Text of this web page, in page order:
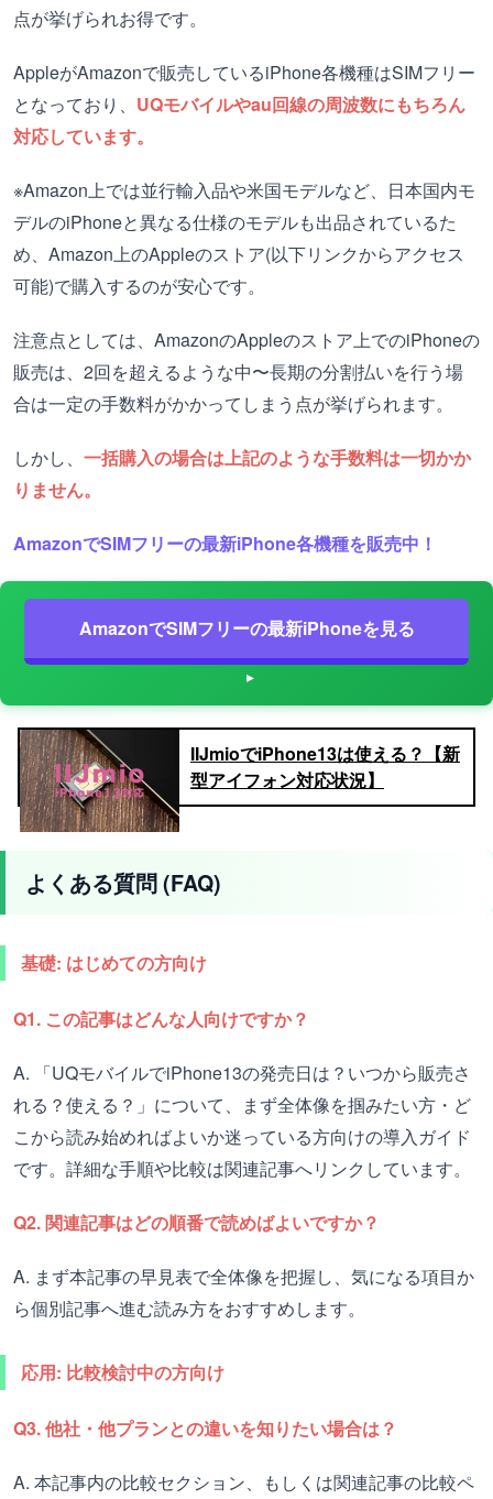
点が挙げられお得です。
AppleがAmazonで販売しているiPhone各機種はSIMフリー
となっており、 UQモバイルやau回線の周波数にもちろん
対応しています。
※Amazon上では並行輸入品や米国モデルなど、日本国内モ
デルのiPhoneと異なる仕様のモデルも出品されているた
め、Amazon上のAppleのストア(以下リンクからアクセス
可能)で購入するのが安心です。
注意点としては、AmazonのAppleのストア上でのiPhoneの
販売は、2回を超えるような中〜長期の分割払いを行う場
合は一定の手数料がかかってしまう点が挙げられます。
しかし、 一括購入の場合は上記のような手数料は一切かか
りません。
AmazonでSIMフリーの最新iPhone各機種を販売中！
AmazonでSIMフリーの最新iPhoneを見る
IIJmioでiPhone13は使える？【新
型アイフォン対応状況】
よくある質問 (FAQ)
基礎: はじめての方向け
Q1. この記事はどんな人向けですか？
A. 「UQモバイルでiPhone13の発売日は？いつから販売さ
れる？使える？」について、まず全体像を掴みたい方・ど
こから読み始めればよいか迷っている方向けの導入ガイド
です。詳細な手順や比較は関連記事へリンクしています。
Q2. 関連記事はどの順番で読めばよいですか？
A. まず本記事の早見表で全体像を把握し、気になる項目か
ら個別記事へ進む読み方をおすすめします。
応用: 比較検討中の方向け
Q3. 他社・他プランとの違いを知りたい場合は？
A. 本記事内の比較セクション、もしくは関連記事の比較ペ